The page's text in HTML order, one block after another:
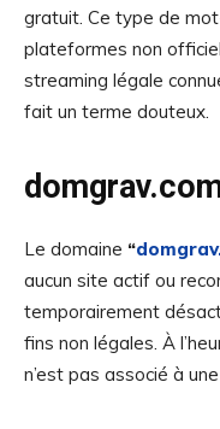
gratuit. Ce type de
plateformes non
streaming légale
fait un terme douteux.
Le domaine “
aucun site actif ou
temporairement
fins non légales. À
n’est pas associé à